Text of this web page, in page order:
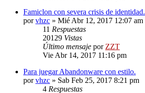
Famiclon con severa crisis de identidad.
porvhzc » Mié Abr 12, 2017 12:07 am
11 Respuestas
20129 Vistas
Último mensaje por ZZT
Vie Abr 14, 2017 11:16 pm
Para juegar Abandonware con estilo.
porvhzc » Sab Feb 25, 2017 8:21 pm
4 Respuestas